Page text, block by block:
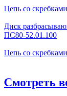
Цепь со
Диск
ПС80-52.01.100
Цепь со
Смотреть